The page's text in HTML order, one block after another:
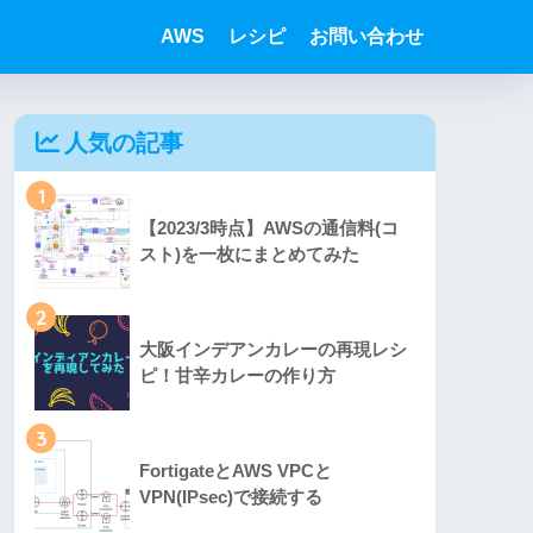
AWS レシピ お問い合わせ
人気の記事
1
【2023/3時点】AWSの通信料(コ
スト)を一枚にまとめてみた
2
大阪インデアンカレーの再現レシ
ピ！甘辛カレーの作り方
3
FortigateとAWS VPCと
VPN(IPsec)で接続する